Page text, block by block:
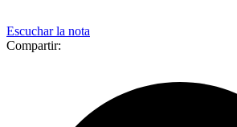
Escuchar la nota
Compartir: